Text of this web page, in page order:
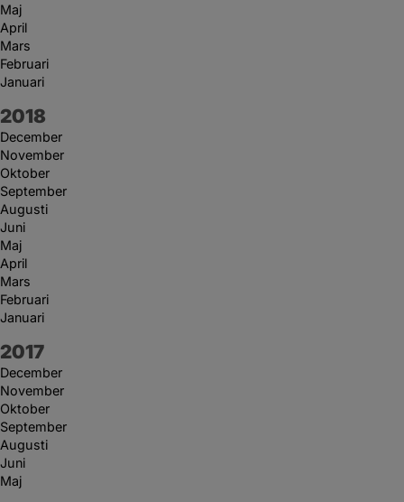
Maj
April
Mars
Februari
Januari
År:
2018
December
November
Oktober
September
Augusti
Juni
Maj
April
Mars
Februari
Januari
År:
2017
December
November
Oktober
September
Augusti
Juni
Maj